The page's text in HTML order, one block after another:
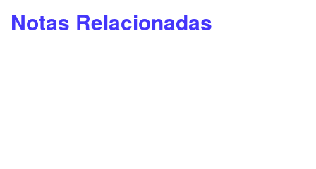
Notas Relacionadas